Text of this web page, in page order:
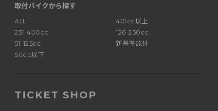
取付バイクから探す
ALL
401cc以上
251-400cc
126-250cc
51-125cc
新基準原付
50cc以下
TICKET SHOP